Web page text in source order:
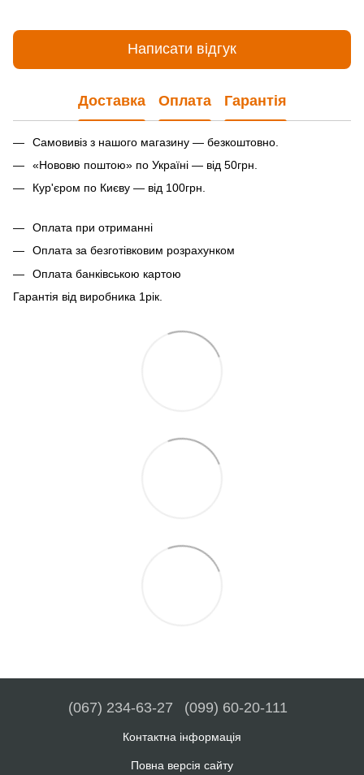
Написати відгук
Доставка Оплата Гарантія
Самовивіз з нашого магазину — безкоштовно.
«Нововю поштою» по Україні — від 50грн.
Кур'єром по Києву — від 100грн.
Оплата при отриманні
Оплата за безготівковим розрахунком
Оплата банківською картою
Гарантія від виробника 1рiк.
(067) 234-63-27 (099) 60-20-111
Контактна інформація
Повна версія сайту